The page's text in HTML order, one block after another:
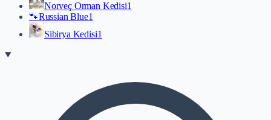
Norveç Orman Kedisi1
🐾Russian Blue1
Sibirya Kedisi1